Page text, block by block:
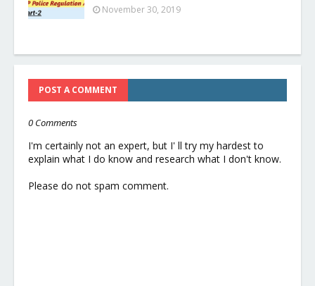
November 30, 2019
POST A COMMENT
0 Comments
I'm certainly not an expert, but I' ll try my hardest to
explain what I do know and research what I don't know.
Please do not spam comment.